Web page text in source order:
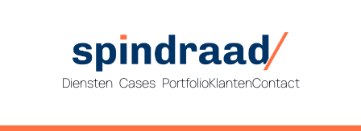
Diensten Cases PortfolioKlantenContact